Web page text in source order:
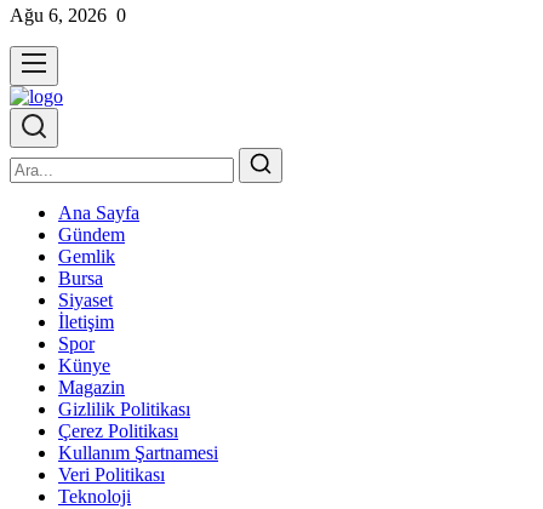
Ağu 6, 2026 0
Ana Sayfa
Gündem
Gemlik
Bursa
Siyaset
İletişim
Spor
Künye
Magazin
Gizlilik Politikası
Çerez Politikası
Kullanım Şartnamesi
Veri Politikası
Teknoloji